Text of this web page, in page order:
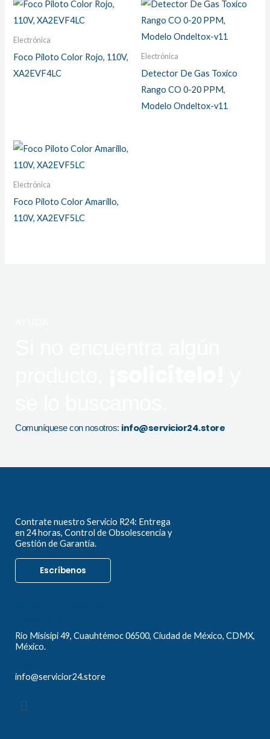
Electrónica
Foco Piloto Color Rojo, 110V,
XA2EVF4LC
Electrónica
Detector De Gas Toxico
Rango CO 0-20 PPM,
Modelo Ondeltox-v11
Electrónica
Foco Piloto Color Amarillo,
110V, XA2EVF5LC
Comuníquese con nosotros: info@servicior24.store
Contrate nuestro Servicio R24: Entrega
en 24 horas, Control de Obsolescencia y
Gestión de Garantía.
Escríbenos
Rio Misisipi 49, Cuauhtémoc 06500, Ciudad de México, CDMX,
México.
info@servicior24.store
Menú